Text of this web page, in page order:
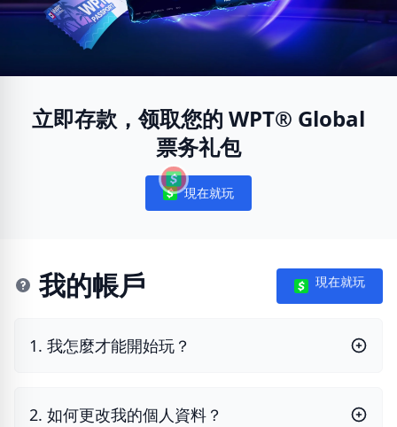
立即存款，领取您的 WPT® Global
票务礼包
Notifications
現在就玩
我的帳戶 現在就玩
1. 我怎麼才能開始玩？
2. 如何更改我的個人資料？